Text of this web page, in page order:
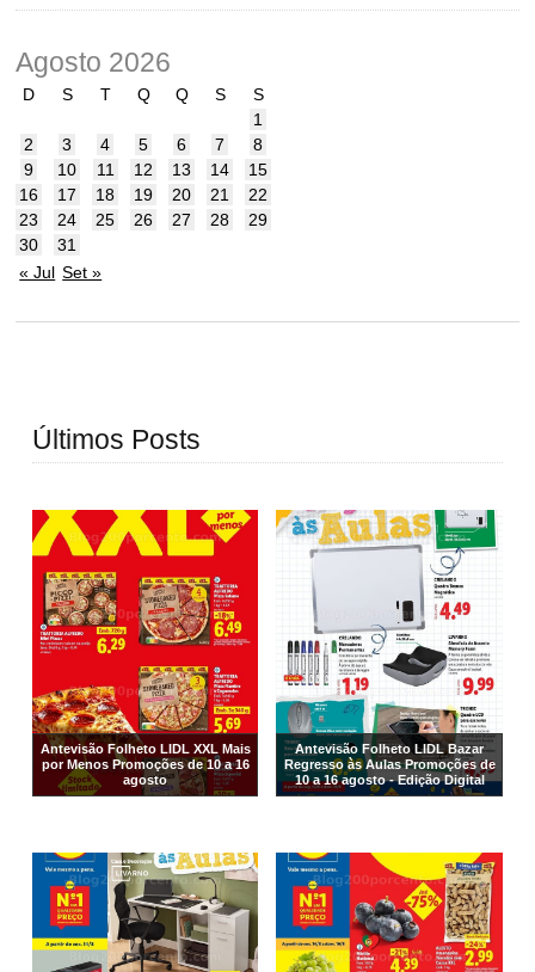
Agosto 2026
D S T Q Q S
S
1
2
3 4 5 6 7
8
9
10 11 12 13 14
15
16
17 18 19 20 21
22
23
24 25 26 27 28
29
30
31
« Jul Set »
Últimos Posts
Antevisão Folheto LIDL XXL Mais
por Menos Promoções de 10 a 16
agosto
Antevisão Folheto LIDL Bazar
Regresso às Aulas Promoções de
10 a 16 agosto - Edição Digital